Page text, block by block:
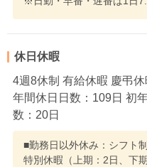
休日休暇
4週8休制 有給休暇 慶弔
年間休日日数：109日 初
数：20日
■勤務日以外休み：シフト
特別休暇（上期：2日、下